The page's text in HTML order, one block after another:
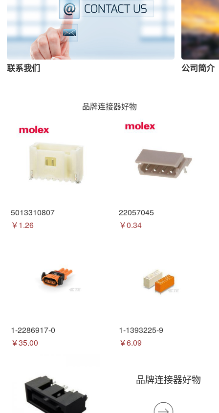
联系我们 公司简介
品牌连接器好物
5013310807
￥1.26
22057045
￥0.34
1-2286917-0
￥35.00
1-1393225-9
￥6.09
品牌连接器好物